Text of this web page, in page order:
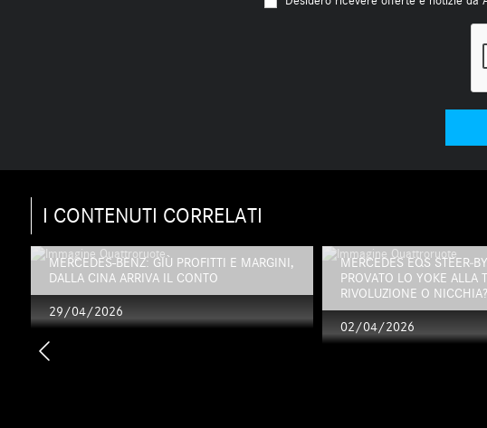
I CONTENUTI CORRELATI
MERCEDES-BENZ: GIÙ PROFITTI E MARGINI,
DALLA CINA ARRIVA IL CONTO
29/04/2026
MERCEDES EQS
PROVATO LO YOKE ALLA
RIVOLUZIONE O
02/04/2026